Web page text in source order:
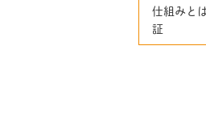
仕組みと
証